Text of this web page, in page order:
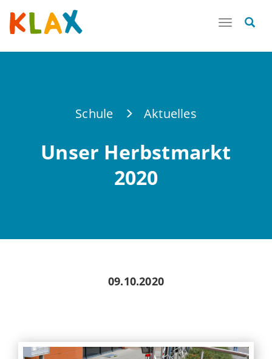
Toggle
Schule Aktuelles
Unser Herbstmarkt
2020
09.10.2020